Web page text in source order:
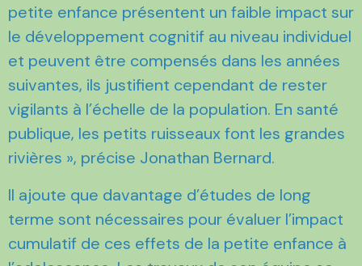
petite enfance présentent un faible impact sur
le développement cognitif au niveau individuel
et peuvent être compensés dans les années
suivantes, ils justifient cependant de rester
vigilants à l’échelle de la population. En santé
publique, les petits ruisseaux font les grandes
rivières », précise Jonathan Bernard.
Il ajoute que davantage d’études de long
terme sont nécessaires pour évaluer l’impact
cumulatif de ces effets de la petite enfance à